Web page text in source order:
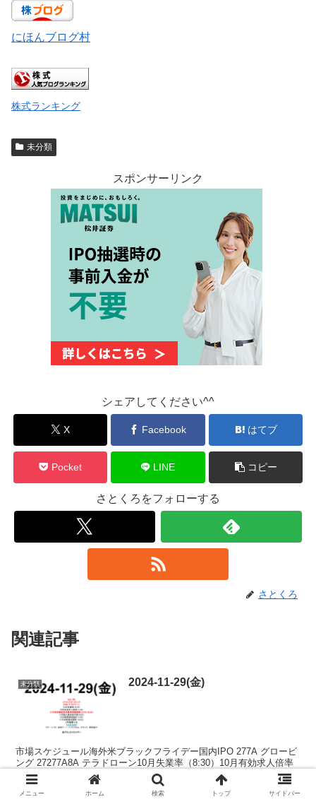
にほんブログ村
株式ランキング
未分類
スポンサーリンク
シェアしてください^^
X Facebook はてブ
Pocket LINE コピー
さとくろをフォローする
さとくろ
関連記事
未分類 2024-11-29(金)
市場スケジュール海外米ブラックフライデー国内IPO 277A グロービ
ング 27277A8A テラドローン10月失業率（8:30）10月有効求人倍率
（8:30）11月東京都区部消費者物価指数（ＣＰＩ）（8:30）10月鉱工
業生産指数（8:5...
メニュー ホーム 検索 トップ サイドバー